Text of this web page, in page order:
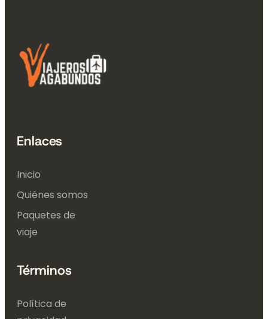
Enlaces
Inicio
Quiénes somos
Paquetes de
viaje
Términos
Política de